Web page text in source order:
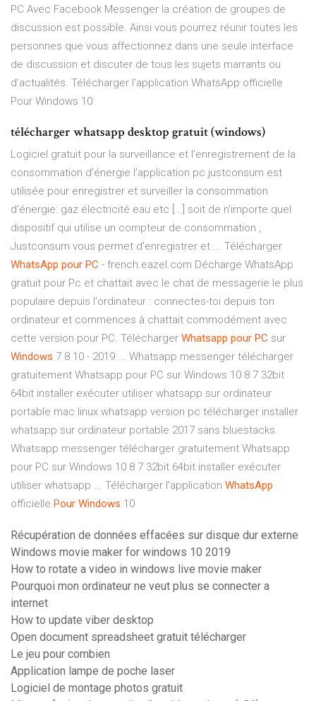
PC Avec Facebook Messenger la création de groupes de
discussion est possible. Ainsi vous pourrez réunir toutes les
personnes que vous affectionnez dans une seule interface
de discussion et discuter de tous les sujets marrants ou
d’actualités. Télécharger l'application WhatsApp officielle
Pour Windows 10
télécharger whatsapp desktop gratuit (windows)
Logiciel gratuit pour la surveillance et l'enregistrement de la
consommation d'énergie l’application pc justconsum est
utilisée pour enregistrer et surveiller la consommation
d’énergie: gaz électricité eau etc [...] soit de n'importe quel
dispositif qui utilise un compteur de consommation ,
Justconsum vous permet d'enregistrer et ... Télécharger
WhatsApp pour PC - french.eazel.com Décharge WhatsApp
gratuit pour Pc et chattait avec le chat de messagerie le plus
populaire depuis l'ordinateur : connectes-toi depuis ton
ordinateur et commences à chattait commodément avec
cette version pour PC. Télécharger Whatsapp pour PC sur
Windows 7 8 10 - 2019 ... Whatsapp messenger télécharger
gratuitement Whatsapp pour PC sur Windows 10 8 7 32bit
64bit installer exécuter utiliser whatsapp sur ordinateur
portable mac linux whatsapp version pc télécharger installer
whatsapp sur ordinateur portable 2017 sans bluestacks.
Whatsapp messenger télécharger gratuitement Whatsapp
pour PC sur Windows 10 8 7 32bit 64bit installer exécuter
utiliser whatsapp ... Télécharger l'application WhatsApp
officielle Pour Windows 10
Récupération de données effacées sur disque dur externe
Windows movie maker for windows 10 2019
How to rotate a video in windows live movie maker
Pourquoi mon ordinateur ne veut plus se connecter a
internet
How to update viber desktop
Open document spreadsheet gratuit télécharger
Le jeu pour combien
Application lampe de poche laser
Logiciel de montage photos gratuit